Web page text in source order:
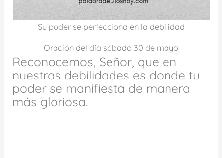
Su poder se perfecciona en la debilidad
Oración del día sábado 30 de mayo
Reconocemos, Señor, que en
nuestras debilidades es donde tu
poder se manifiesta de manera
más gloriosa.